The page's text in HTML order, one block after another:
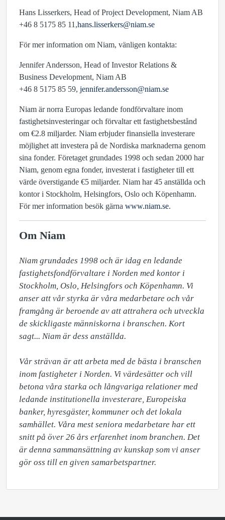
Hans Lisserkers, Head of Project Development, Niam AB
+46 8 5175 85 11,hans.lisserkers@niam.se
För mer information om Niam, vänligen kontakta:
Jennifer Andersson, Head of Investor Relations &
Business Development, Niam AB
+46 8 5175 85 59, jennifer.andersson@niam.se
Niam är norra Europas ledande fondförvaltare inom
fastighetsinvesteringar och förvaltar ett fastighetsbestånd
om €2.8 miljarder. Niam erbjuder finansiella investerare
möjlighet att investera på de Nordiska marknaderna genom
sina fonder. Företaget grundades 1998 och sedan 2000 har
Niam, genom egna fonder, investerat i fastigheter till ett
värde överstigande €5 miljarder. Niam har 45 anställda och
kontor i Stockholm, Helsingfors, Oslo och Köpenhamn.
För mer information besök gärna www.niam.se.
Om Niam
Niam grundades 1998 och är idag en ledande
fastighetsfondförvaltare i Norden med kontor i
Stockholm, Oslo, Helsingfors och Köpenhamn. Vi
anser att vår styrka är våra medarbetare och vår
framgång är beroende av att attrahera och utveckla
de skickligaste människorna i branschen. Kort
sagt... Niam är dess anställda.
Vår strävan är att arbeta med de bästa i branschen
inom fastigheter i Norden. Vi värdesätter och vill
betona våra starka och långvariga relationer med
ledande institutionella investerare, Europeiska
banker, hyresgäster, kommuner och det lokala
samhället. Våra mest seniora medarbetare har ett
snitt på över 26 års erfarenhet inom branchen. Det
är denna sammansättning av kunskap som vi anser
gör oss till en given samarbetspartner.